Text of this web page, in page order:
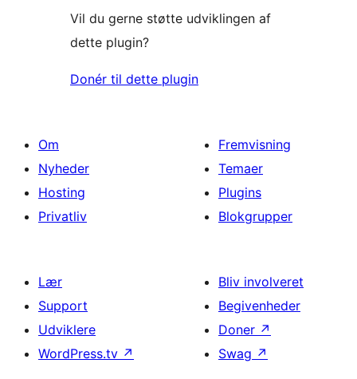
Vil du gerne støtte udviklingen af
dette plugin?
Donér til dette plugin
Om
Nyheder
Hosting
Privatliv
Fremvisning
Temaer
Plugins
Blokgrupper
Lær
Support
Udviklere
WordPress.tv ↗
Bliv involveret
Begivenheder
Doner ↗
Swag ↗